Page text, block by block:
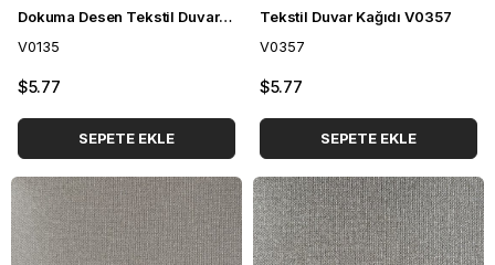
Dokuma Desen Tekstil Duvar Kağıdı V0135
V0135
$5.77
SEPETE EKLE
Tekstil Duvar Kağıdı V0357
V0357
$5.77
SEPETE EKLE